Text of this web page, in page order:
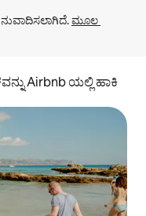
ಮೂಲ
Airbnb ಯಲ್ಲಿ ಹಾಕಿ